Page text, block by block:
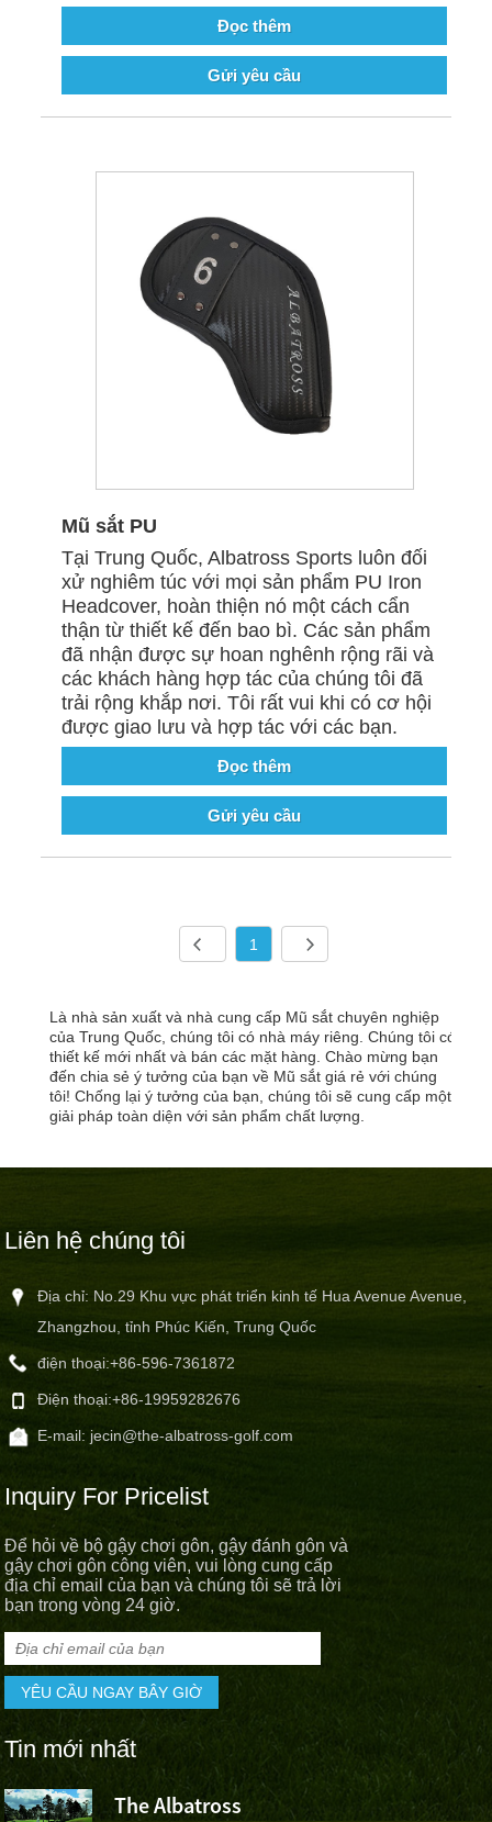
Đọc thêm
Gửi yêu cầu
Mũ sắt PU
Tại Trung Quốc, Albatross Sports luôn đối
xử nghiêm túc với mọi sản phẩm PU Iron
Headcover, hoàn thiện nó một cách cẩn
thận từ thiết kế đến bao bì. Các sản phẩm
đã nhận được sự hoan nghênh rộng rãi và
các khách hàng hợp tác của chúng tôi đã
trải rộng khắp nơi. Tôi rất vui khi có cơ hội
được giao lưu và hợp tác với các bạn.
Đọc thêm
Gửi yêu cầu
1
Là nhà sản xuất và nhà cung cấp Mũ sắt chuyên nghiệp
của Trung Quốc, chúng tôi có nhà máy riêng. Chúng tôi có
thiết kế mới nhất và bán các mặt hàng. Chào mừng bạn
đến chia sẻ ý tưởng của bạn về Mũ sắt giá rẻ với chúng
tôi! Chống lại ý tưởng của bạn, chúng tôi sẽ cung cấp một
giải pháp toàn diện với sản phẩm chất lượng.
Liên hệ chúng tôi
Địa chỉ: No.29 Khu vực phát triển kinh tế Hua Avenue Avenue,
Zhangzhou, tỉnh Phúc Kiến, Trung Quốc
điện thoại:+86-596-7361872
Điện thoại:+86-19959282676
E-mail: jecin@the-albatross-golf.com
Inquiry For Pricelist
Để hỏi về bộ gậy chơi gôn, gậy đánh gôn và
gậy chơi gôn công viên, vui lòng cung cấp
địa chỉ email của bạn và chúng tôi sẽ trả lời
bạn trong vòng 24 giờ.
Tin mới nhất
The Albatross Đội thể